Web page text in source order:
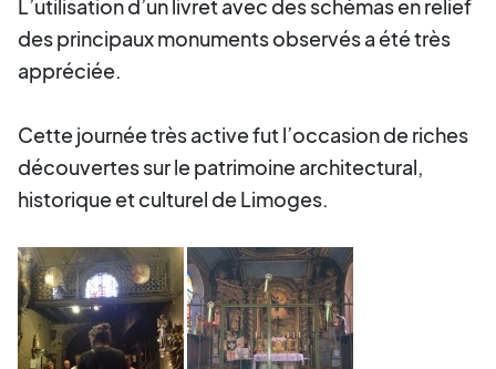
L’utilisation d’un livret avec des schémas en relief
des principaux monuments observés a été très
appréciée.
Cette journée très active fut l’occasion de riches
découvertes sur le patrimoine architectural,
historique et culturel de Limoges.